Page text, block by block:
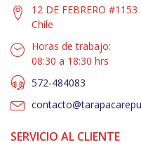
12 DE FEBRERO
Chile
Horas de trabajo:
08:30 a 18:30 hrs
572-484083
SERVICIO AL CLIENTE